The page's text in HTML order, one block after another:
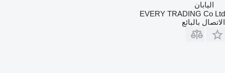
اليابان
EVERY TRADING Co Ltd
الاتصال بالبائع